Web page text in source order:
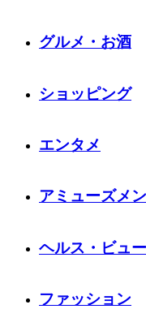
グルメ・お酒
ショッピング
エンタメ
アミューズメ
ヘルス・ビュ
ファッション